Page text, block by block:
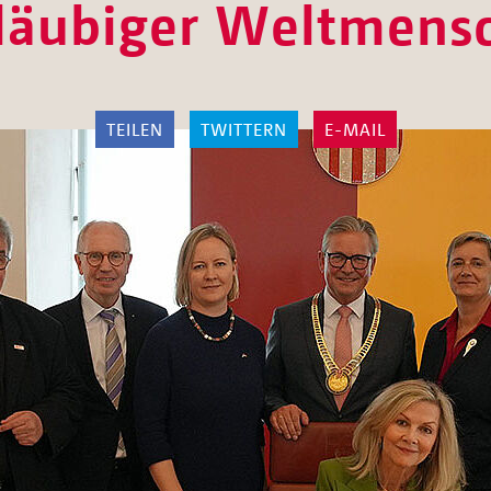
TEILEN TWITTERN E-MAIL